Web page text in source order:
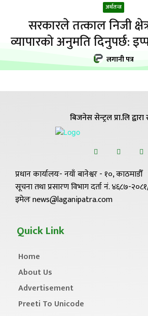
अर्थतन्त्र
सरकारले तत्काल निजी
व्यापारको अनुमति दिनुपर्छ:
लगानी पत्र
बिजनेस सेन्ट्रल प्रा.लि
प्रधान कार्यालयः- नयाँ बानेश्वर - १०, काठमाडौँ
सूचना तथा प्रसारण विभाग दर्ता नं. ४६८७-
इमेलः news@laganipatra.com
Quick Link
Home
About Us
Advertisement
Preeti To Unicode